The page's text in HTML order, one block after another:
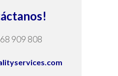
909 808